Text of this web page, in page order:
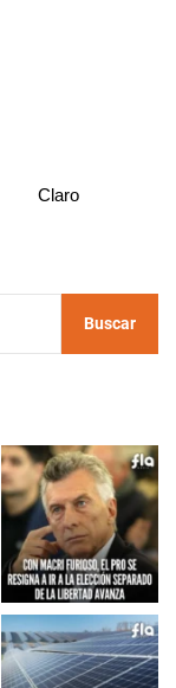
Claro
Buscar